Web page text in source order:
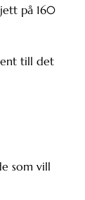
på 160
till det
som vill